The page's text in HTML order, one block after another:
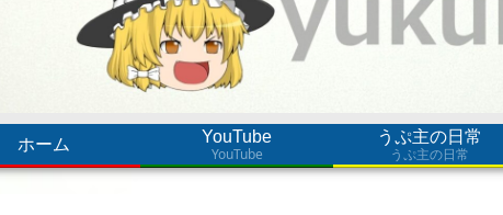
ホーム
YouTube
YouTube
うぷ主の日常
うぷ主の日常